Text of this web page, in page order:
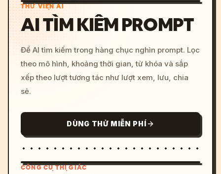
THƯ VIỆN AI
AI TÌM KIẾM PROMPT
Để AI tìm kiếm trong hàng chục nghìn prompt. Lọc
theo mô hình, khoảng thời gian, từ khóa và sắp
xếp theo lượt tương tác như lượt xem, lưu, chia
sẻ.
DÙNG THỬ MIỄN PHÍ
CÔNG CỤ THỊ GIÁC